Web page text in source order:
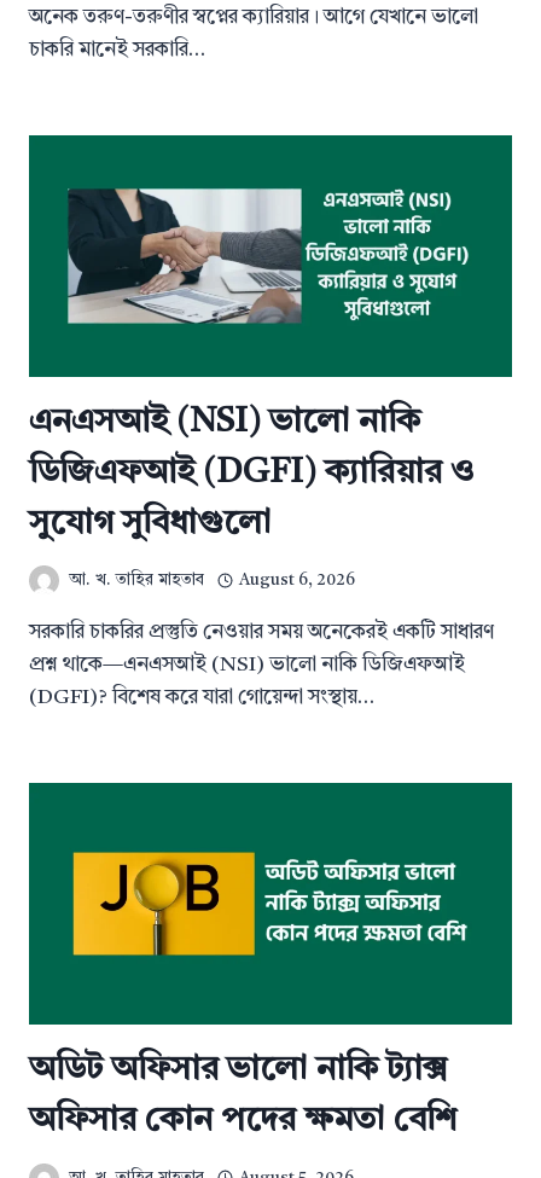
অনেক তরুণ-তরুণীর স্বপ্নের ক্যারিয়ার। আগে যেখানে ভালো
চাকরি মানেই সরকারি…
এনএসআই (NSI) ভালো নাকি
ডিজিএফআই (DGFI) ক্যারিয়ার ও
সুযোগ সুবিধাগুলো
আ. খ. তাহির মাহতাব August 6, 2026
সরকারি চাকরির প্রস্তুতি নেওয়ার সময় অনেকেরই একটি সাধারণ
প্রশ্ন থাকে—এনএসআই (NSI) ভালো নাকি ডিজিএফআই
(DGFI)? বিশেষ করে যারা গোয়েন্দা সংস্থায়…
অডিট অফিসার ভালো নাকি ট্যাক্স
অফিসার কোন পদের ক্ষমতা বেশি